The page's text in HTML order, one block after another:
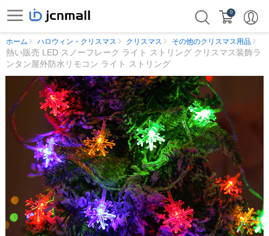
0
ホーム ハロウィン・クリスマス クリスマス その他のクリスマス用品
熱い販売 LED スノーフレーク ライト ストリング クリスマス装飾ラ
ンタン屋外防水リモコン ライト ストリング